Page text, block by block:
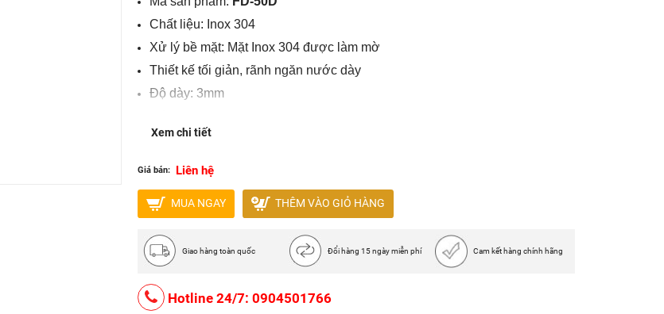
Chất liệu: Inox 304
Xử lý bề mặt: Mặt Inox 304 được làm mờ
Thiết kế tối giản, rãnh ngăn nước dày
Độ dày: 3mm
Phù hợp với sân vườn, ban công,...
Xem chi tiết
Giá bán: Liên hệ
MUA NGAY THÊM VÀO GIỎ HÀNG
Giao hàng toàn quốc Đổi hàng 15 ngày miễn phí Cam kết hàng chính hãng
Hotline 24/7: 0904501766